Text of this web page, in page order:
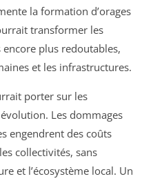
la formation d’orages
transformer les
plus redoutables,
et les infrastructures.
porter sur les
Les dommages
engendrent des coûts
collectivités, sans
et l’écosystème local. Un